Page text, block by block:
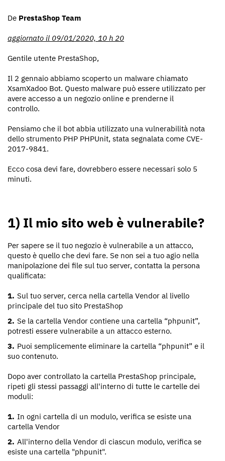
De PrestaShop Team
aggiornato il 09/01/2020, 10 h 20
Gentile utente PrestaShop,
Il 2 gennaio abbiamo scoperto un malware chiamato
XsamXadoo Bot. Questo malware può essere utilizzato per
avere accesso a un negozio online e prenderne il
controllo.
Pensiamo che il bot abbia utilizzato una vulnerabilità nota
dello strumento PHP PHPUnit, stata segnalata come CVE-
2017-9841.
Ecco cosa devi fare, dovrebbero essere necessari solo 5
minuti.
1) Il mio sito web è vulnerabile?
Per sapere se il tuo negozio è vulnerabile a un attacco,
questo è quello che devi fare. Se non sei a tuo agio nella
manipolazione dei file sul tuo server, contatta la persona
qualificata:
Sul tuo server, cerca nella cartella Vendor al livello
principale del tuo sito PrestaShop
Se la cartella Vendor contiene una cartella “phpunit”,
potresti essere vulnerabile a un attacco esterno.
Puoi semplicemente eliminare la cartella “phpunit” e il
suo contenuto.
Dopo aver controllato la cartella PrestaShop principale,
ripeti gli stessi passaggi all'interno di tutte le cartelle dei
moduli:
In ogni cartella di un modulo, verifica se esiste una
cartella Vendor
All'interno della Vendor di ciascun modulo, verifica se
esiste una cartella "phpunit".